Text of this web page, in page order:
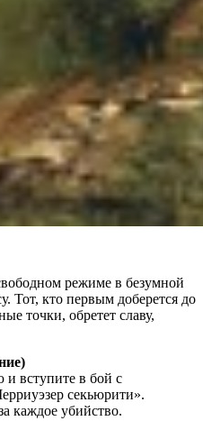
режиме в безумной
Тот, кто первым доберется до
точки, обретет славу,
и вступите в бой с
секьюрити».
каждое убийство.